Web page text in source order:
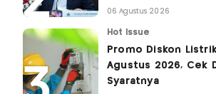
06 Agustus 2026
Hot Issue
Promo Diskon
Agustus 2026, Cek
Syaratnya